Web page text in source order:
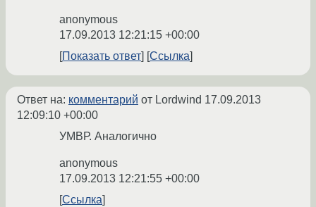
anonymous
17.09.2013 12:21:15 +00:00
Показать ответ
Ссылка
Ответ на: комментарий от Lordwind 17.09.2013
12:09:10 +00:00
УМВР. Аналогично
anonymous
17.09.2013 12:21:55 +00:00
Ссылка